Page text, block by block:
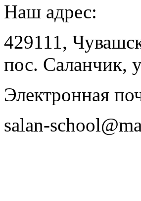
Наш адрес:
429111,
пос. Саланчик,
Электронная
salan-